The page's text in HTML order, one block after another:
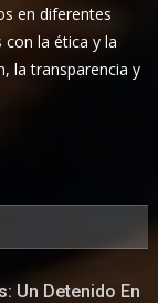
en diferentes
la ética y la
la transparencia y
Un Detenido En